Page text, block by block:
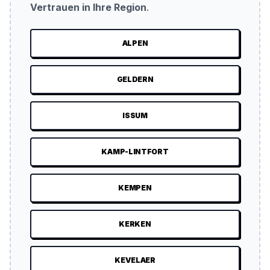
Vertrauen in Ihre Region.
ALPEN
GELDERN
ISSUM
KAMP-LINTFORT
KEMPEN
KERKEN
KEVELAER